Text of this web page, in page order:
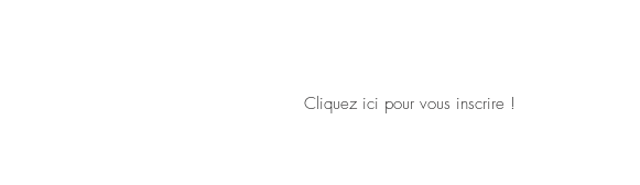
Cliquez ici pour vous inscrire !